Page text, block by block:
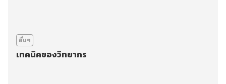
อื่นๆ
เทคนิคของวิทยากร